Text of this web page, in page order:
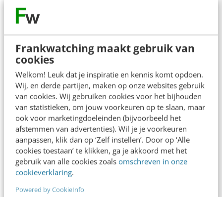
Frankwatching maakt gebruik van
cookies
Welkom! Leuk dat je inspiratie en kennis komt opdoen.
Wij, en derde partijen, maken op onze websites gebruik
van cookies. Wij gebruiken cookies voor het bijhouden
van statistieken, om jouw voorkeuren op te slaan, maar
ook voor marketingdoeleinden (bijvoorbeeld het
afstemmen van advertenties). Wil je je voorkeuren
aanpassen, klik dan op ‘Zelf instellen’. Door op ‘Alle
cookies toestaan’ te klikken, ga je akkoord met het
gebruik van alle cookies zoals omschreven in onze
cookieverklaring.
Powered by CookieInfo
meer gebruikt om gevonden berichten
automatisch te categoriseren en direct toe te
blijft integratie met bestaande systemen en
software, zoals CRM, een belangrijke uitdaging.
Zoals de MasterCard-case illustreert, is het
verbreden van de toegang tot informatie en
inzichten een kans. Niet alleen het
management kan worden gevoed met inzichten
uit social data, ook afdelingen als
productontwikkeling en customer service zien